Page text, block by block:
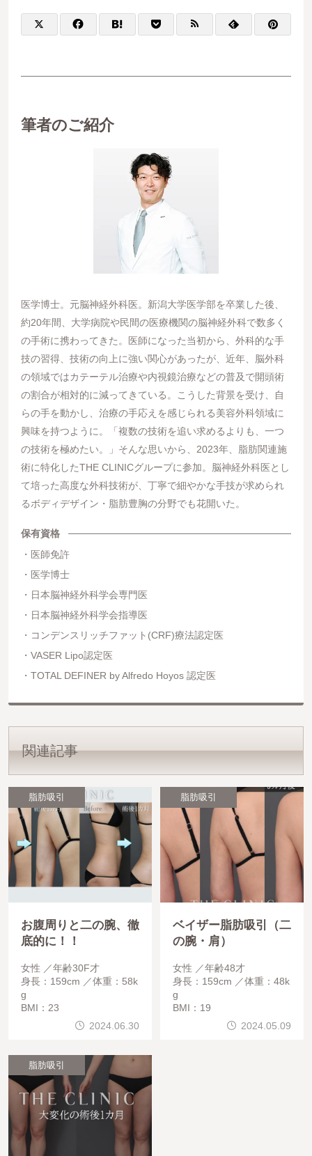
筆者のご紹介
医学博⼠。元脳神経外科医。新潟⼤学医学部を卒業した後、
約20年間、⼤学病院や⺠間の医療機関の脳神経外科で数多く
の⼿術に携わってきた。医師になった当初から、外科的な⼿
技の習得、技術の向上に強い関⼼があったが、近年、脳外科
の領域ではカテーテル治療や内視鏡治療などの普及で開頭術
の割合が相対的に減ってきている。こうした背景を受け、⾃
らの⼿を動かし、治療の⼿応えを感じられる美容外科領域に
興味を持つように。「複数の技術を追い求めるよりも、⼀つ
の技術を極めたい。」そんな思いから、2023年、脂肪関連施
術に特化したTHE CLINICグループに参加。脳神経外科医とし
て培った⾼度な外科技術が、丁寧で細やかな⼿技が求められ
るボディデザイン・脂肪豊胸の分野でも花開いた。
保有資格
医師免許
医学博士
日本脳神経外科学会専門医
日本脳神経外科学会指導医
コンデンスリッチファット(CRF)療法認定医
VASER Lipo認定医
TOTAL DEFINER by Alfredo Hoyos 認定医
関連記事
脂肪吸引
お腹周りと二の腕、徹
底的に！！
女性
年齢30F才
身長：159cm
体重：58k
g
BMI：23
2024.06.30
脂肪吸引
ベイザー脂肪吸引（二
の腕・肩）
女性
年齢48才
身長：159cm
体重：48k
g
BMI：19
2024.05.09
脂肪吸引